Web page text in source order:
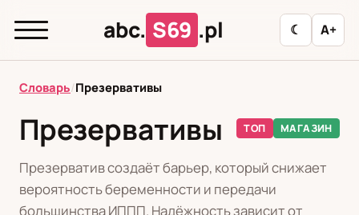
abc. S69 .pl ☾ A+
abc.
Л
М Н О П Р С Т
Словарь/Презервативы
Презервативы ТОП МАГАЗИН
Презерватив создаёт барьер, который снижает
вероятность беременности и передачи
большинства ИППП. Надёжность зависит от